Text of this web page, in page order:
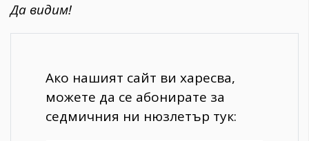
Да видим!
Ако нашият сайт ви харесва,
можете да се абонирате за
седмичния ни нюзлетър тук: